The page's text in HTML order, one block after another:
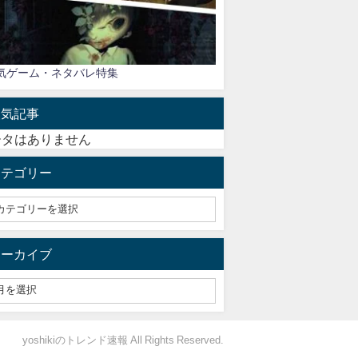
ゲーム・ネタバレ特集
記事
はありません
ゴリー
カイブ
yoshikiのトレンド速報 All Rights Reserved.